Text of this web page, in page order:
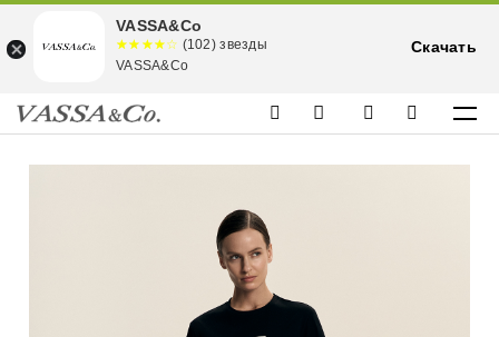
VASSA&Co
☆☆☆☆☆
★★★★
★
(102) звезды
VASSA&Co
Скачать